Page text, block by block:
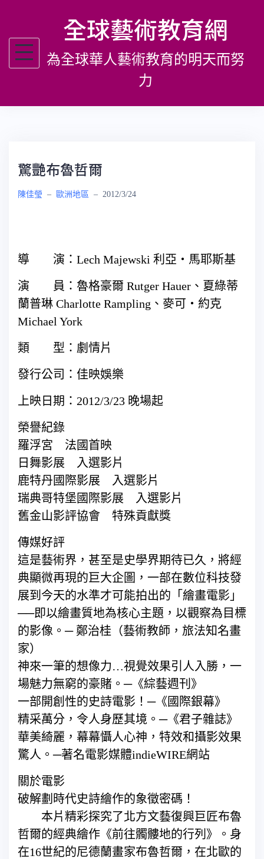
主
全球藝術教育網
為全球華人藝術教育的明天而努
力
驚艷布魯哲爾
陳佳瑩 – 歐洲地區 – 2012/3/24
導 演：Lech Majewski 利亞‧馬耶斯基
演 員：魯格豪爾 Rutger Hauer、夏綠蒂
蘭普琳 Charlotte Rampling、麥可‧約克
Michael York
類 型：劇情片
發行公司：佳映娛樂
上映日期：2012/3/23 晚場起
榮譽紀錄
羅浮宮 法國首映
日舞影展 入選影片
鹿特丹國際影展 入選影片
瑞典哥特堡國際影展 入選影片
舊金山影評協會 特殊貢獻獎
傳媒好評
這是藝術界，甚至是史學界期待已久，將經
典顯微再現的巨大企圖，一部在數位科技發
展到今天的水準才可能拍出的「繪畫電影」
──即以繪畫質地為核心主題，以觀察為目標
的影像。─ 鄭治桂（藝術教師，旅法知名畫
家）
神來一筆的想像力…視覺效果引人入勝，一
場魅力無窮的豪賭。─《綜藝週刊》
一部開創性的史詩電影！─《國際銀幕》
精采萬分，令人身歷其境。─《君子雜誌》
華美綺麗，幕幕懾人心神，特效和攝影效果
驚人。─著名電影媒體indieWIRE網站
關於電影
破解劃時代史詩繪作的象徵密碼！
本片精彩探究了北方文藝復興巨匠布魯
哲爾的經典繪作《前往髑髏地的行列》。身
在16世紀的尼德蘭畫家布魯哲爾，在北歐的